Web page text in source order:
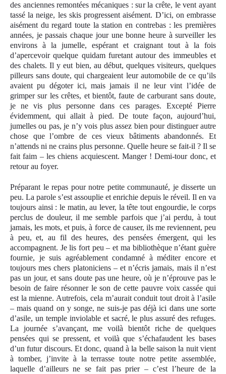
des anciennes remontées mécaniques : sur la crête, le vent ayant
tassé la neige, les skis progressent aisément. D’ici, on embrasse
aisément du regard toute la station en contrebas : les premières
années, je passais chaque jour une bonne heure à surveiller les
environs à la jumelle, espérant et craignant tout à la fois
d’apercevoir quelque quidam furetant autour des immeubles et
des chalets. Il y eut bien, au début, quelques visiteurs, quelques
pilleurs sans doute, qui chargeaient leur automobile de ce qu’ils
avaient pu dégoter ici, mais jamais il ne leur vint l’idée de
grimper sur les crêtes, et bientôt, faute de carburant sans doute,
je ne vis plus personne dans ces parages. Excepté Pierre
évidemment, qui allait à pied. De toute façon, aujourd’hui,
jumelles ou pas, je n’y vois plus assez bien pour distinguer autre
chose que l’ombre de ces vieux bâtiments abandonnés. Et
n’attends ni ne crains plus personne. Quelle heure se fait-il ? Il se
fait faim – les chiens acquiescent. Manger ! Demi-tour donc, et
retour au foyer.
Préparant le repas pour notre petite communauté, je disserte un
peu. La parole s’est assouplie et enrichie depuis le réveil. Il en va
toujours ainsi : le matin, au lever, la tête tout engourdie, le corps
perclus de douleur, il me semble parfois que j’ai perdu, à tout
jamais, les mots, et puis, à force de causer, ils me reviennent, peu
à peu, et, au fil des heures, des pensées émergent, qui les
accompagnent. Je lis fort peu – et ma bibliothèque n’étant guère
fournie, je suis agréablement condamné à méditer encore et
toujours mes chers platoniciens – et n’écris jamais, mais il n’est
pas un jour, et sans doute pas une heure, où je n’éprouve pas le
besoin de faire résonner le son de cette pauvre voix cassée qui
est la mienne. Autrefois, cela m’aurait conduit tout droit à l’asile
– mais quand on y songe, ne suis-je pas déjà ici dans une sorte
d’asile, un temple inviolable et sacré, le plus assuré des refuges.
La journée s’avançant, me voilà bientôt riche de quelques
pensées qui se pressent, et voilà que s’échafaudent les bases
d’un futur discours. Et donc, quand à la belle saison la nuit vient
à tomber, j’invite à la terrasse toute notre petite assemblée,
laquelle d’ailleurs ne se fait pas prier – c’est l’heure de la